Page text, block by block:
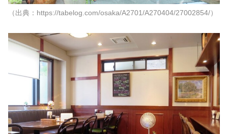
（出典：https://tabelog.com/osaka/A2701/A270404/27002854/）